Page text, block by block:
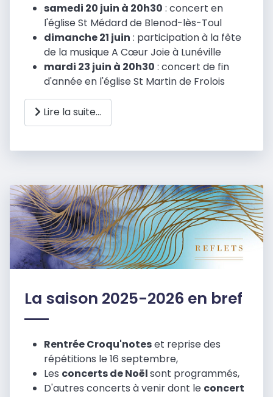
samedi 20 juin à 20h30 : concert en
l'église St Médard de Blenod-lès-Toul
dimanche 21 juin : participation à la fête
de la musique A Cœur Joie à Lunéville
mardi 23 juin à 20h30 : concert de fin
d'année en l'église St Martin de Frolois
Lire la suite...
La saison 2025-2026 en bref
Rentrée Croqu'noteset reprise des
répétitions le 16 septembre,
Les concerts de Noëlsont programmés,
D'autres concerts à venir dont le concert